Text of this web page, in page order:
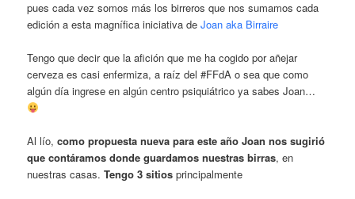
pues cada vez somos más los birreros que nos sumamos cada
edición a esta magnífica iniciativa deJoan aka Birraire
Tengo que decir que la afición que me ha cogido por añejar
cerveza es casi enfermiza, a raíz del #FFdA o sea que como
algún día ingrese en algún centro psiquiátrico ya sabes Joan…
Al lío,como propuesta nueva para este año Joan nos sugirió
que contáramos donde guardamos nuestras birras, en
nuestras casas.Tengo 3 sitios principalmente